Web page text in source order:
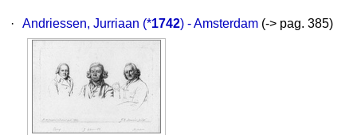
· Andriessen, Jurriaan (*1742) - Amsterdam (-> pag. 385)